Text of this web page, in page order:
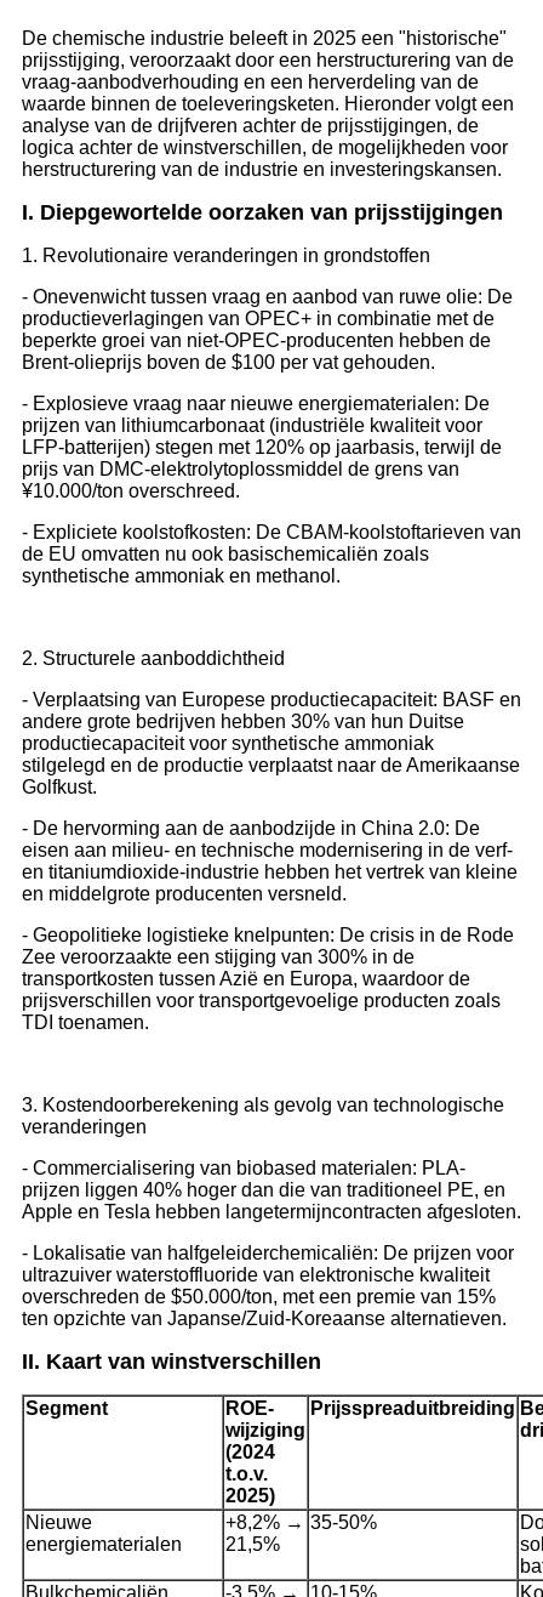
De chemische industrie beleeft in 2025 een "historische"
prijsstijging, veroorzaakt door een herstructurering van de
vraag-aanbodverhouding en een herverdeling van de
waarde binnen de toeleveringsketen. Hieronder volgt een
analyse van de drijfveren achter de prijsstijgingen, de
logica achter de winstverschillen, de mogelijkheden voor
herstructurering van de industrie en investeringskansen.
I. Diepgewortelde oorzaken van prijsstijgingen
1. Revolutionaire veranderingen in grondstoffen
- Onevenwicht tussen vraag en aanbod van ruwe olie: De
productieverlagingen van OPEC+ in combinatie met de
beperkte groei van niet-OPEC-producenten hebben de
Brent-olieprijs boven de $100 per vat gehouden.
- Explosieve vraag naar nieuwe energiematerialen: De
prijzen van lithiumcarbonaat (industriële kwaliteit voor
LFP-batterijen) stegen met 120% op jaarbasis, terwijl de
prijs van DMC-elektrolytoplossmiddel de grens van
¥10.000/ton overschreed.
- Expliciete koolstofkosten: De CBAM-koolstoftarieven van
de EU omvatten nu ook basischemicaliën zoals
synthetische ammoniak en methanol.
2. Structurele aanboddichtheid
- Verplaatsing van Europese productiecapaciteit: BASF en
andere grote bedrijven hebben 30% van hun Duitse
productiecapaciteit voor synthetische ammoniak
stilgelegd en de productie verplaatst naar de Amerikaanse
Golfkust.
- De hervorming aan de aanbodzijde in China 2.0: De
eisen aan milieu- en technische modernisering in de verf-
en titaniumdioxide-industrie hebben het vertrek van kleine
en middelgrote producenten versneld.
- Geopolitieke logistieke knelpunten: De crisis in de Rode
Zee veroorzaakte een stijging van 300% in de
transportkosten tussen Azië en Europa, waardoor de
prijsverschillen voor transportgevoelige producten zoals
TDI toenamen.
3. Kostendoorberekening als gevolg van technologische
veranderingen
- Commercialisering van biobased materialen: PLA-
prijzen liggen 40% hoger dan die van traditioneel PE, en
Apple en Tesla hebben langetermijncontracten afgesloten.
- Lokalisatie van halfgeleiderchemicaliën: De prijzen voor
ultrazuiver waterstoffluoride van elektronische kwaliteit
overschreden de $50.000/ton, met een premie van 15%
ten opzichte van Japanse/Zuid-Koreaanse alternatieven.
II. Kaart van winstverschillen
Segment
ROE-
wijziging
(2024
t.o.v.
2025)
Prijsspreaduitbreiding
Nieuwe
energiematerialen
+8,2% →
21,5%
35-50%
Bulkchemicaliën
-3,5% → 10-15%